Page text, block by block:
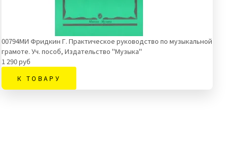
00794МИ Фридкин Г. Практическое руководство по музыкальной
грамоте. Уч. пособ, Издательство "Музыка"
1 290 руб
К ТОВАРУ